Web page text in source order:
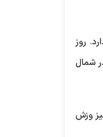
روز
شمال
وزش